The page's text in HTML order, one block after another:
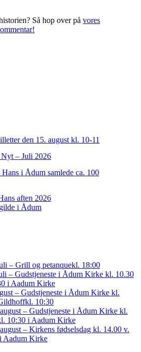
Så hop over på vores
den 15. august kl. 10-11
– Juli 2026
Hans i Ådum samlede ca. 100
aften 2026
i Ådum
– Grill og petanquekl. 18:00
– Gudstjeneste i Ådum Kirke kl. 10.30
i Aadum Kirke
– Gudstjeneste i Ådum Kirke kl.
kl. 10:30
– Gudstjeneste i Ådum Kirke kl.
10:30 i Aadum Kirke
– Kirkens fødselsdag kl. 14.00 v.
Aadum Kirke